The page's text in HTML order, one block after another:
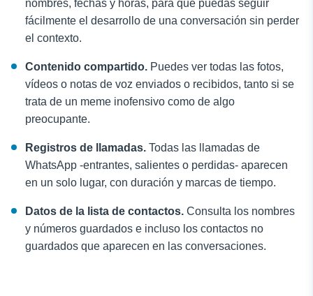
nombres, fechas y horas, para que puedas seguir
fácilmente el desarrollo de una conversación sin perder
el contexto.
Contenido compartido. Puedes ver todas las fotos,
vídeos o notas de voz enviados o recibidos, tanto si se
trata de un meme inofensivo como de algo
preocupante.
Registros de llamadas. Todas las llamadas de
WhatsApp -entrantes, salientes o perdidas- aparecen
en un solo lugar, con duración y marcas de tiempo.
Datos de la lista de contactos. Consulta los nombres
y números guardados e incluso los contactos no
guardados que aparecen en las conversaciones.